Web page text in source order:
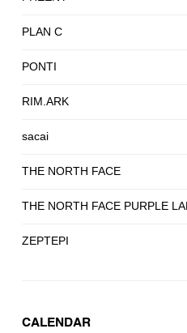
PLAN C
PONTI
RIM.ARK
sacai
THE NORTH FACE
THE NORTH FACE PURPLE
ZEPTEPI
CALENDAR